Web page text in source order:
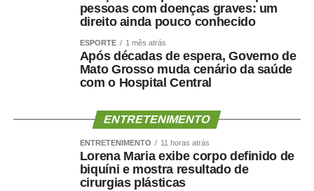
pessoas com doenças graves: um
direito ainda pouco conhecido
ESPORTE 1 mês atrás
Após décadas de espera, Governo de
Mato Grosso muda cenário da saúde
com o Hospital Central
ENTRETENIMENTO
ENTRETENIMENTO 11 horas atrás
Lorena Maria exibe corpo definido de
biquíni e mostra resultado de
cirurgias plásticas